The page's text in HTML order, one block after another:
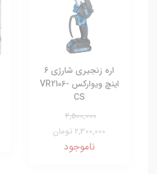
اره زنجیری شارژی ۶
اینچ ویوارکس VR2106-
CS
2,500,000
2,300,000 تومان
ناموجود